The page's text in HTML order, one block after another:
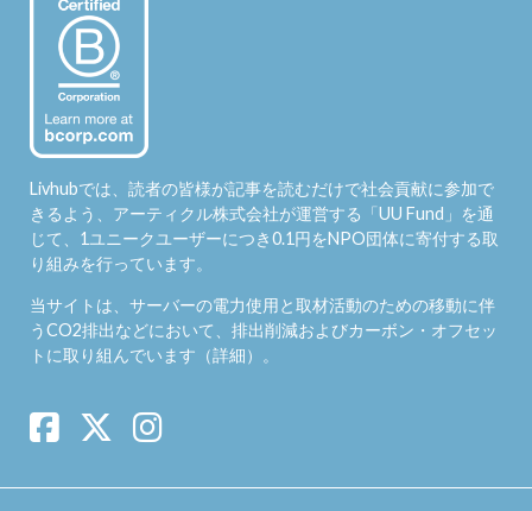
Livhubでは、読者の皆様が記事を読むだけで社会貢献に参加で
きるよう、アーティクル株式会社が運営する「UU Fund 」を通
じて、1ユニークユーザーにつき0.1円をNPO団体に寄付する取
り組みを行っています。
当サイトは、サーバーの電力使用と取材活動のための移動に伴
うCO2排出などにおいて、排出削減およびカーボン・オフセッ
トに取り組んでいます（詳細）。